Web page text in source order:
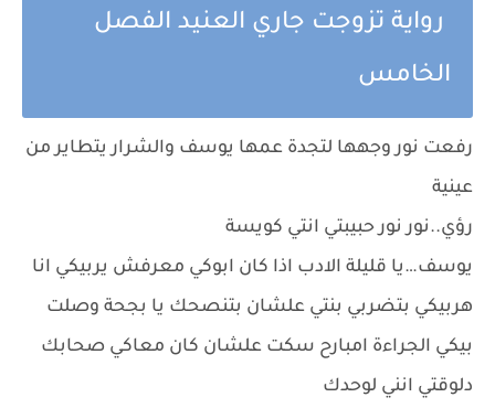
رواية تزوجت جاري العنيد الفصل
الخامس
رفعت نور وجهها لتجدة عمها يوسف والشرار يتطاير من
عينية
رؤي..نور نور حبيبتي انتي كويسة
يوسف…يا قليلة الادب اذا كان ابوكي معرفش يربيكي انا
هربيكي بتضربي بنتي علشان بتنصحك يا بجحة وصلت
بيكي الجراءة امبارح سكت علشان كان معاكي صحابك
دلوقتي انني لوحدك